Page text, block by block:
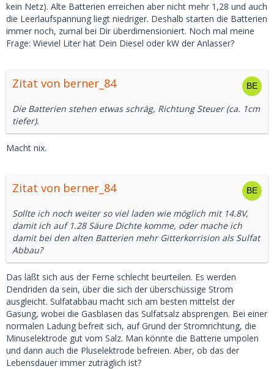
kein Netz). Alte Batterien erreichen aber nicht mehr 1,28 und auch
die Leerlaufspannung liegt niedriger. Deshalb starten die Batterien
immer noch, zumal bei Dir überdimensioniert. Noch mal meine
Frage: Wieviel Liter hat Dein Diesel oder kW der Anlasser?
Zitat von berner_84
Die Batterien stehen etwas schräg, Richtung Steuer (ca. 1cm
tiefer).
Macht nix.
Zitat von berner_84
Sollte ich noch weiter so viel laden wie möglich mit 14.8V,
damit ich auf 1.28 Säure Dichte komme, oder mache ich
damit bei den alten Batterien mehr Gitterkorrision als Sulfat
Abbau?
Das läßt sich aus der Ferne schlecht beurteilen. Es werden
Dendriden da sein, über die sich der überschüssige Strom
ausgleicht. Sulfatabbau macht sich am besten mittelst der
Gasung, wobei die Gasblasen das Sulfatsalz absprengen. Bei einer
normalen Ladung befreit sich, auf Grund der Stromrichtung, die
Minuselektrode gut vom Salz. Man könnte die Batterie umpolen
und dann auch die Pluselektrode befreien. Aber, ob das der
Lebensdauer immer zuträglich ist?